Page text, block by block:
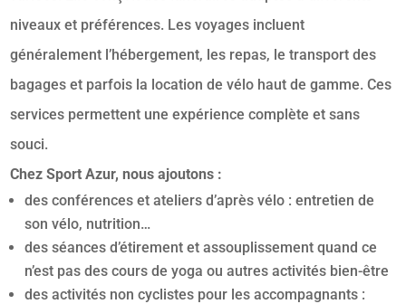
niveaux et préférences. Les voyages incluent
généralement l’hébergement, les repas, le transport des
bagages et parfois la location de vélo haut de gamme. Ces
services permettent une expérience complète et sans
souci.
Chez Sport Azur, nous ajoutons :
des conférences et ateliers d’après vélo : entretien de
son vélo, nutrition…
des séances d’étirement et assouplissement quand ce
n’est pas des cours de yoga ou autres activités bien-être
des activités non cyclistes pour les accompagnants :